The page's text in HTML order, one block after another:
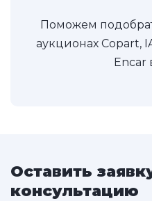
Поможем
аукционах Copart,
Encar
Оставить
консультацию